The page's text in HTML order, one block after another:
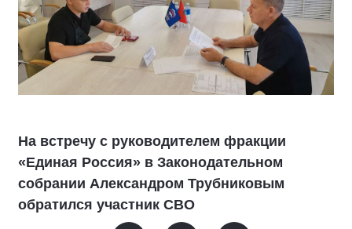
На встречу с руководителем фракции
«Единая Россия» в Законодательном
собрании Александром Трубниковым
обратился участник СВО